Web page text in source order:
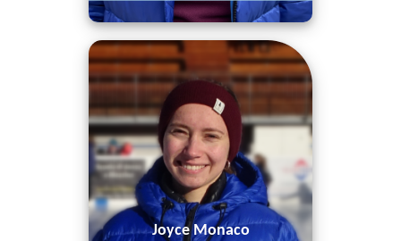
Joyce Monaco